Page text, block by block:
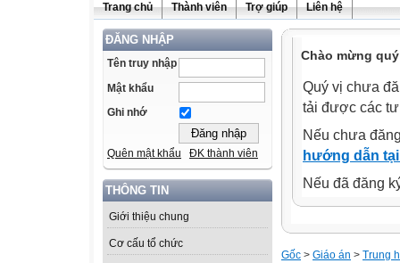
Trang chủ Thành viên Trợ giúp Liên hệ
ĐĂNG NHẬP
Tên truy nhập
Mật khẩu
Ghi nhớ
Quên mật khẩu ĐK thành viên
THÔNG TIN
Giới thiệu chung
Cơ cấu tổ chức
Chào mừng
Quý vị chưa
tải được các
Nếu chưa
hướng dẫn
Nếu đã đăng
Gốc > Giáo án > Trung